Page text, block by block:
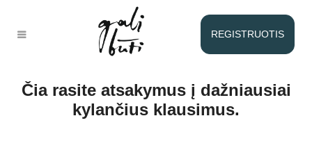
REGISTRUOTIS
Verta žinoti
Čia rasite atsakymus į dažniausiai
kylančius klausimus.